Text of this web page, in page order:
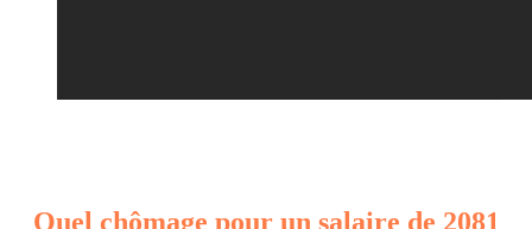
Quel chômage pour un salaire de 2081